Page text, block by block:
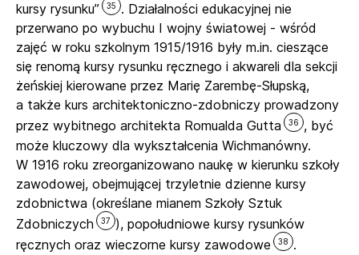
kursy rysunku”
35
. Działalności edukacyjnej nie
przerwano po wybuchu I wojny światowej - wśród
zajęć w roku szkolnym 1915/1916 były m.in. cieszące
się renomą kursy rysunku ręcznego i akwareli dla sekcji
żeńskiej kierowane przez Marię Zarembę-Słupską,
a także kurs architektoniczno-zdobniczy prowadzony
przez wybitnego architekta Romualda Gutta
36
, być
może kluczowy dla wykształcenia Wichmanówny.
W 1916 roku zreorganizowano naukę w kierunku szkoły
zawodowej, obejmującej trzyletnie dzienne kursy
zdobnictwa (określane mianem Szkoły Sztuk
Zdobniczych
37
), popołudniowe kursy rysunków
ręcznych oraz wieczorne kursy zawodowe
38
.